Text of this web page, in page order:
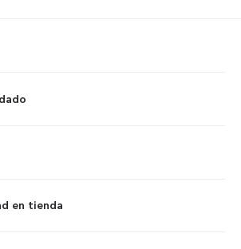
en tienda